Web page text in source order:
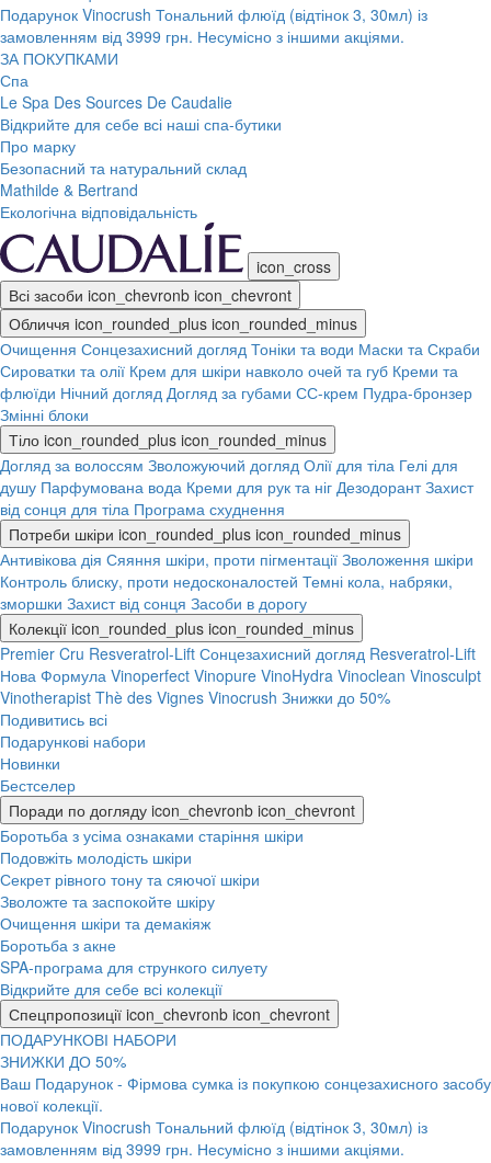
Подарунок Vinocrush Тональний флюїд (відтінок 3, 30мл) із
замовленням від 3999 грн. Несумісно з іншими акціями.
ЗА ПОКУПКАМИ
Спа
Le Spa Des Sources De Caudalie
Відкрийте для себе всі наші спа-бутики
Про марку
Безопасний та натуральний склад
Mathilde & Bertrand
Екологічна відповідальність
icon_cross
Всі засоби icon_chevronb icon_chevront
Обличчя icon_rounded_plus icon_rounded_minus
Очищення Сонцезахисний догляд Тоніки та води Маски та Скраби
Сироватки та олії Крем для шкіри навколо очей та губ Креми та
флюїди Нічний догляд Догляд за губами СС-крем Пудра-бронзер
Змінні блоки
Тіло icon_rounded_plus icon_rounded_minus
Догляд за волоссям Зволожуючий догляд Олії для тіла Гелі для
душу Парфумована вода Креми для рук та ніг Дезодорант Захист
від сонця для тіла Програма схуднення
Потреби шкіри icon_rounded_plus icon_rounded_minus
Антивікова дія Сяяння шкіри, проти пігментації Зволоження шкіри
Контроль блиску, проти недосконалостей Темні кола, набряки,
зморшки Захист від сонця Засоби в дорогу
Колекції icon_rounded_plus icon_rounded_minus
Premier Cru Resveratrol-Lift Сонцезахисний догляд Resveratrol-Lift
Нова Формула Vinoperfect Vinopure VinoHydra Vinoclean Vinosculpt
Vinotherapist Thè des Vignes Vinocrush Знижки до 50%
Подивитись всі
Подарункові набори
Новинки
Бестселер
Поради по догляду icon_chevronb icon_chevront
Боротьба з усіма ознаками старіння шкіри
Подовжіть молодість шкіри
Секрет рівного тону та сяючої шкіри
Зволожте та заспокойте шкіру
Очищення шкіри та демакіяж
Боротьба з акне
SPA-програма для стрункого силуету
Відкрийте для себе всі колекції
Спецпропозиції icon_chevronb icon_chevront
ПОДАРУНКОВІ НАБОРИ
ЗНИЖКИ ДО 50%
Ваш Подарунок - Фірмова сумка із покупкою сонцезахисного засобу
нової колекції.
Подарунок Vinocrush Тональний флюїд (відтінок 3, 30мл) із
замовленням від 3999 грн. Несумісно з іншими акціями.